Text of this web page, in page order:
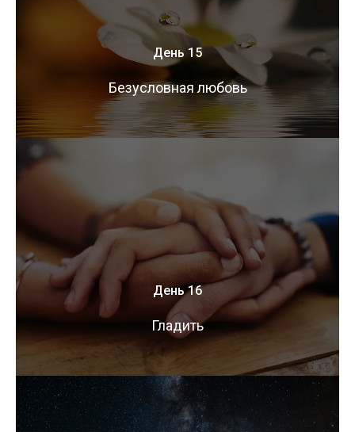
День 15
Безусловная любовь
День 16
Гладить